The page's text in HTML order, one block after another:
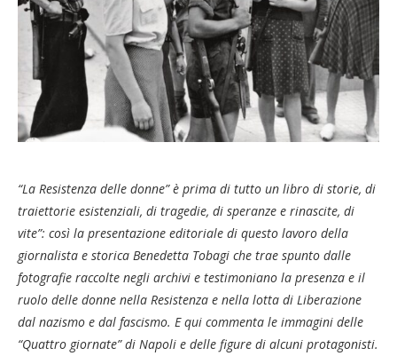
“La Resistenza delle donne”è prima di tutto un libro di storie, di
traiettorie esistenziali, di tragedie, di speranze e rinascite, di
vite”: così la presentazione editoriale di questo lavoro della
giornalista e storica Benedetta Tobagi che trae spunto dalle
fotografie raccolte negli archivi e testimoniano la presenza e il
ruolo delle donne nella Resistenza e nella lotta di Liberazione
dal nazismo e dal fascismo. E qui commenta le immagini delle
“Quattro giornate” di Napoli e delle figure di alcuni protagonisti.